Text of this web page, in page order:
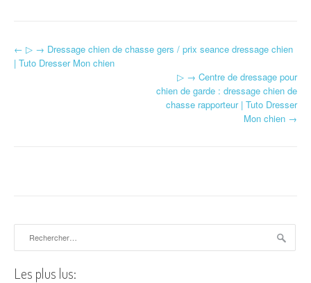
Navigation d'article
← ▷ → Dressage chien de chasse gers / prix seance dressage chien
| Tuto Dresser Mon chien
▷ → Centre de dressage pour
chien de garde : dressage chien de
chasse rapporteur | Tuto Dresser
Mon chien →
Les plus lus: